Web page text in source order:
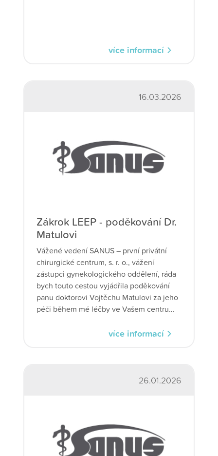
více informací
16.03.2026
Zákrok LEEP - poděkování Dr.
Matulovi
Vážené vedení SANUS – první privátní
chirurgické centrum, s. r. o., vážení
zástupci gynekologického oddělení, ráda
bych touto cestou vyjádřila poděkování
panu doktorovi Vojtěchu Matulovi za jeho
péči během mé léčby ve Vašem centru
více informací
26.01.2026